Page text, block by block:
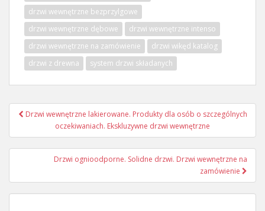
drzwi wewnętrzne bezprzylgowe
drzwi wewnętrzne dębowe
drzwi wewnętrzne intenso
drzwi wewnętrzne na zamówienie
drzwi wikęd katalog
drzwi z drewna
system drzwi składanych
Nawigacja
Drzwi wewnętrzne lakierowane. Produkty dla osób o szczególnych
oczekiwaniach. Ekskluzywne drzwi wewnętrzne
Drzwi ognioodporne. Solidne drzwi. Drzwi wewnętrzne na
zamówienie